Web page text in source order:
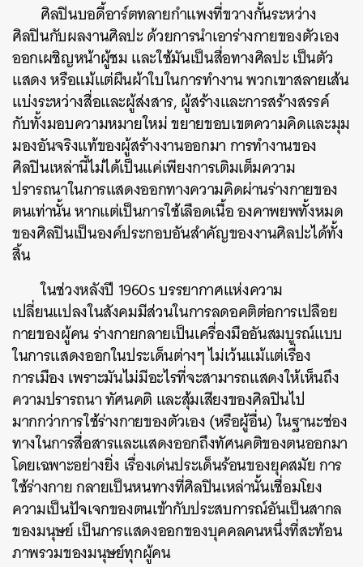
ศิลปินบอดี้อาร์ตทลายกำแพงที่ขวางกั้นระหว่าง
ศิลปินกับผลงานศิลปะ ด้วยการนำเอาร่างกายของตัวเอง
ออกเผชิญหน้าผู้ชม และใช้มันเป็นสื่อทางศิลปะ เป็นตัว
แสดง หรือแม้แต่ผืนผ้าใบในการทำงาน พวกเขาสลายเส้น
แบ่งระหว่างสื่อและผู้ส่งสาร, ผู้สร้างและการสร้างสรรค์
กับทั้งมอบความหมายใหม่ ขยายขอบเขตความคิดและมุม
มองอันจริงแท้ของผู้สร้างงานออกมา การทำงานของ
ศิลปินเหล่านี้ไม่ได้เป็นแค่เพียงการเติมเต็มความ
ปรารถนาในการแสดงออกทางความคิดผ่านร่างกายของ
ตนเท่านั้น หากแต่เป็นการใช้เลือดเนื้อ องคาพยพทั้งหมด
ของศิลปินเป็นองค์ประกอบอันสำคัญของงานศิลปะได้ทั้ง
สิ้น
ในช่วงหลังปี 1960s บรรยากาศแห่งความ
เปลี่ยนแปลงในสังคมมีส่วนในการลดอคติต่อการเปลือย
กายของผู้คน ร่างกายกลายเป็นเครื่องมืออันสมบูรณ์แบบ
ในการแสดงออกในประเด็นต่างๆ ไม่เว้นแม้แต่เรื่อง
การเมือง เพราะมันไม่มีอะไรที่จะสามารถแสดงให้เห็นถึง
ความปรารถนา ทัศนคติ และสุ้มเสียงของศิลปินไป
มากกว่าการใช้ร่างกายของตัวเอง (หรือผู้อื่น) ในฐานะช่อง
ทางในการสื่อสารและแสดงออกถึงทัศนคติของตนออกมา
โดยเฉพาะอย่างยิ่ง เรื่องเด่นประเด็นร้อนของยุคสมัย การ
ใช้ร่างกาย กลายเป็นหนทางที่ศิลปินเหล่านั้นเชื่อมโยง
ความเป็นปัจเจกของตนเข้ากับประสบการณ์อันเป็นสากล
ของมนุษย์ เป็นการแสดงออกของบุคคลคนหนึ่งที่สะท้อน
ภาพรวมของมนุษย์ทุกผู้คน